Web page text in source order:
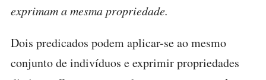
exprimam a mesma propriedade.
Dois predicados podem aplicar-se ao mesmo
conjunto de indivíduos e exprimir propriedades